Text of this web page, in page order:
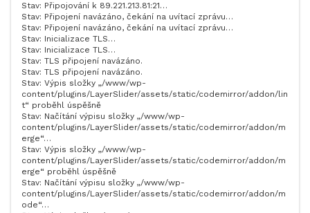
Stav: Připojování k 89.221.213.81:21…
Stav: Připojení navázáno, čekání na uvítací zprávu…
Stav: Připojení navázáno, čekání na uvítací zprávu…
Stav: Inicializace TLS…
Stav: Inicializace TLS…
Stav: TLS připojení navázáno.
Stav: TLS připojení navázáno.
Stav: Výpis složky „/www/wp-
content/plugins/LayerSlider/assets/static/codemirror/addon/lin
t“ proběhl úspěšně
Stav: Načítání výpisu složky „/www/wp-
content/plugins/LayerSlider/assets/static/codemirror/addon/m
erge“…
Stav: Výpis složky „/www/wp-
content/plugins/LayerSlider/assets/static/codemirror/addon/m
erge“ proběhl úspěšně
Stav: Načítání výpisu složky „/www/wp-
content/plugins/LayerSlider/assets/static/codemirror/addon/m
ode“…